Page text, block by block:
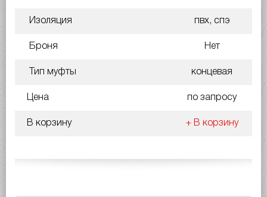
Изоляция пвх, спэ
Броня Нет
Тип муфты концевая
Цена по запросу
В корзину + В корзину